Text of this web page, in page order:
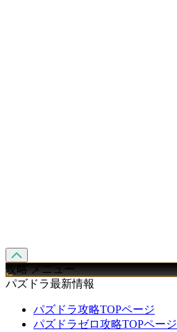
攻略 メニュー
パズドラ最新情報
パズドラ攻略TOPページ
パズドラゼロ攻略TOPページ